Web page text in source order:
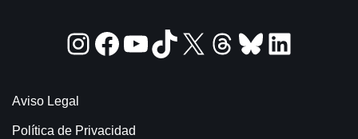
Aviso Legal
Política de Privacidad